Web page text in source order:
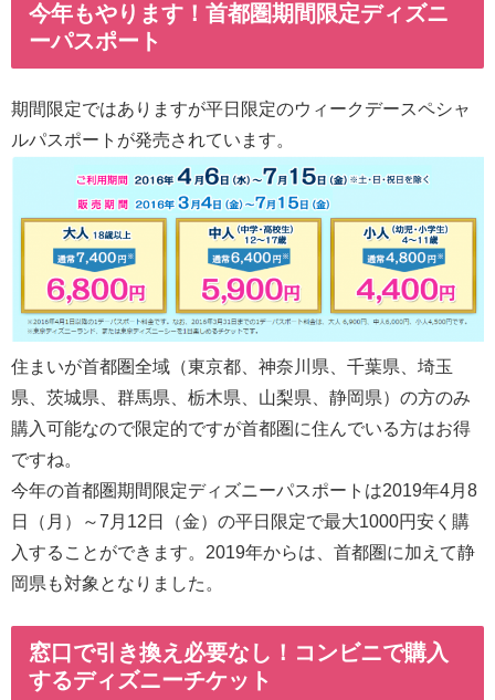
今年もやります！首都圏期間限定ディズニ
ーパスポート
期間限定ではありますが平日限定のウィークデースペシャ
ルパスポートが発売されています。
住まいが首都圏全域（東京都、神奈川県、千葉県、埼玉
県、茨城県、群馬県、栃木県、山梨県、静岡県）の方のみ
購入可能なので限定的ですが首都圏に住んでいる方はお得
ですね。
今年の首都圏期間限定ディズニーパスポートは2019年4月8
日（月）～7月12日（金）の平日限定で最大1000円安く購
入することができます。2019年からは、首都圏に加えて静
岡県も対象となりました。
窓口で引き換え必要なし！コンビニで購入
するディズニーチケット